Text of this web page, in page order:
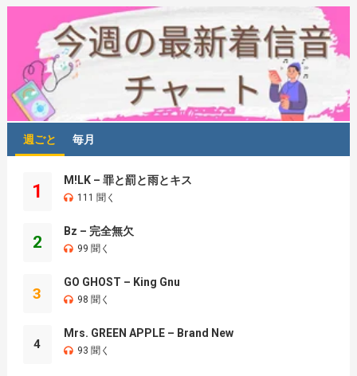
週ごと 毎月
1
M!LK – 罪と罰と雨とキス
111 聞く
2
Bz – 完全無欠
99 聞く
3
GO GHOST – King Gnu
98 聞く
4
Mrs. GREEN APPLE – Brand New
93 聞く